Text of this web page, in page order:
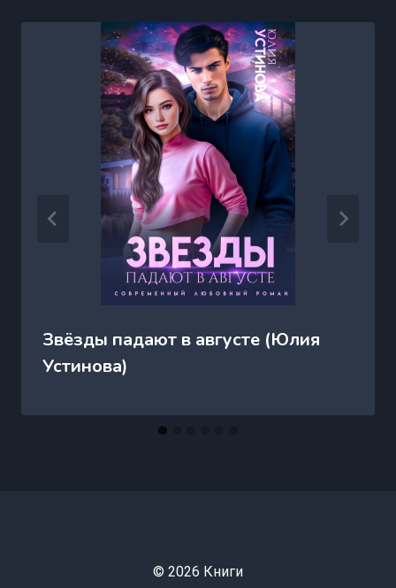
Звёзды падают в августе (Юлия
Устинова)
© 2026 Книги